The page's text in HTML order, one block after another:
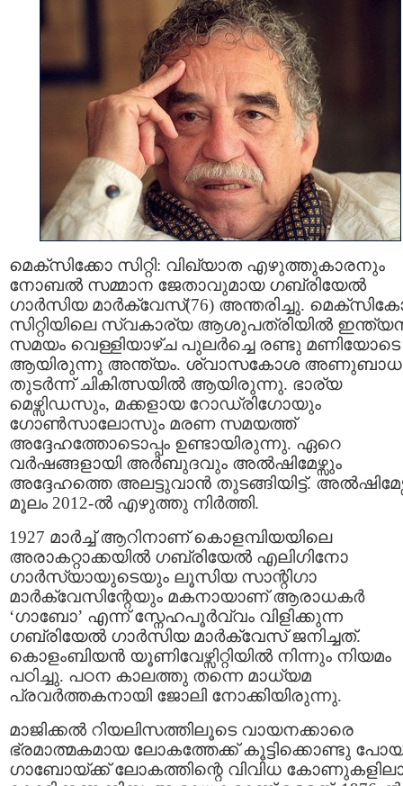
മെക്സിക്കോ സിറ്റി: വിഖ്യാത എഴുത്തുകാരനും
നോബല്‍ സമ്മാന ജേതാവുമായ ഗബ്രിയേല്‍
ഗാര്‍സിയ മാര്‍ക്വേസ്(76) അന്തരിച്ചു.
സിറ്റിയിലെ സ്വകാര്യ ആശുപത്രിയില്‍
സമയം വെള്ളിയാഴ്ച പുലര്‍ച്ചെ രണ്ടു മണിയോടെ
ആയിരുന്നു അന്ത്യം. ശ്വാസകോശ
തുടര്‍ന്ന് ചികിത്സയില്‍ ആയിരുന്നു. ഭാര്യ
മെഴ്സിഡസും, മക്കളായ റോഡ്രിഗോയും
ഗോണ്‍സാലോസും മരണ സമയത്ത്
അദ്ദേഹത്തോടൊപ്പം ഉണ്ടായിരുന്നു. ഏറെ
വര്‍ഷങ്ങളായി അര്‍ബുദവും അൽഷിമേഴ്സും
അദ്ദേഹത്തെ അലട്ടുവാന്‍ തുടങ്ങിയിട്ട്.
മൂലം 2012-ല്‍ എഴുത്തു നിര്‍ത്തി.
1927 മാര്‍ച്ച് ആറിനാണ് കൊളമ്പിയയിലെ
അരാകറ്റാക്കയില്‍ ഗബ്രിയേല്‍ എലിഗിനോ
ഗാര്‍സ്യായുടെയും ലൂസിയ സാന്റിഗാ
മാര്‍ക്വേസിന്റേയും മകനായാണ് ആരാധകര്‍
‘ഗാബോ’ എന്ന് സ്നേഹപൂര്‍വ്വം വിളിക്കുന്ന
ഗബ്രിയേല്‍ ഗാര്‍സിയ മാര്‍ക്വേസ് ജനിച്ചത്.
കൊളംബിയന്‍ യൂണിവേഴ്സിറ്റിയില്‍ നിന്നും നിയമം
പഠിച്ചു. പഠന കാലത്തു തന്നെ മാധ്യമ
പ്രവര്‍ത്തകനായി ജോലി നോക്കിയിരുന്നു.
മാജിക്കല്‍ റിയലിസത്തിലൂടെ വായനക്കാരെ
ഭ്രമാത്മകമായ ലോകത്തേക്ക് കൂട്ടിക്കൊണ്ടു
ഗാബോയ്ക്ക് ലോകത്തിന്റെ വിവിധ